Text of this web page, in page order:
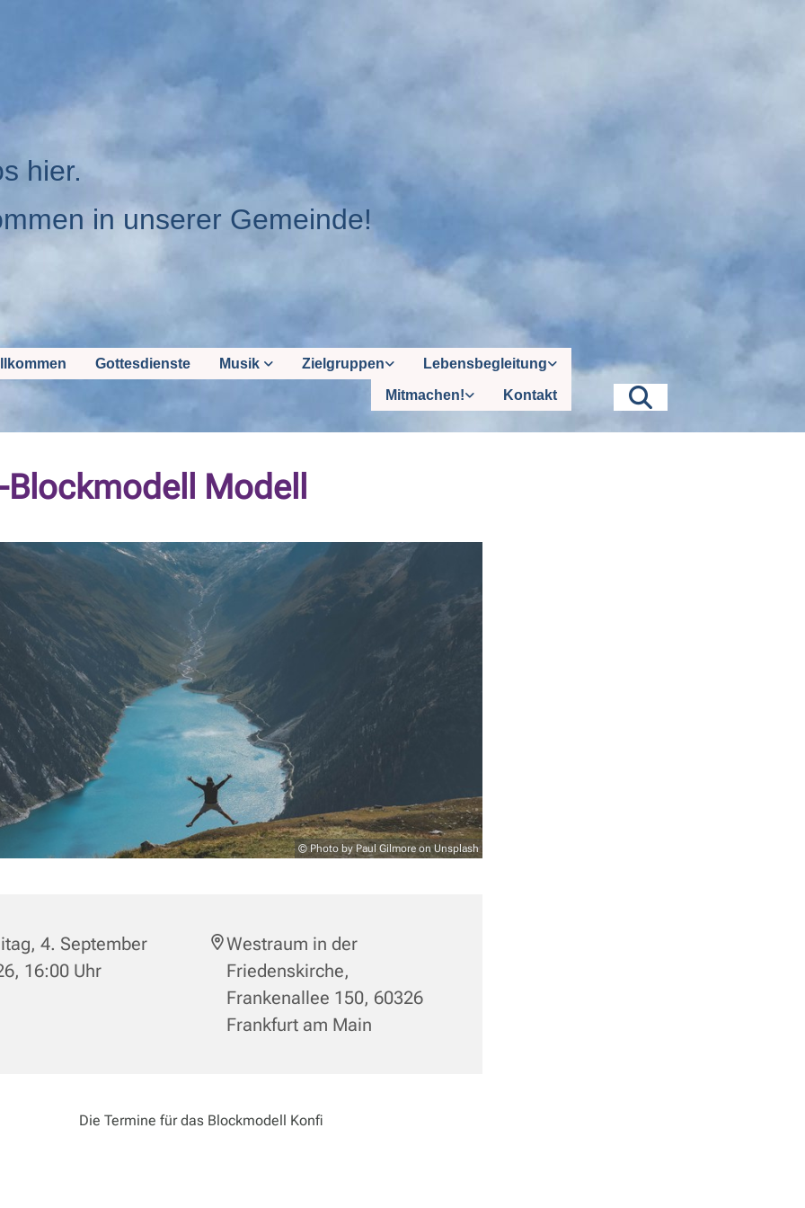
hier.
in unserer Gemeinde!
Gottesdienste Musik Zielgruppen Lebensbegleitung
Mitmachen! Kontakt
Modell
© Photo by Paul Gilmore on Unsplash
4. September
16:00 Uhr
Westraum in der
Friedenskirche,
Frankenallee 150, 60326
Frankfurt am Main
Die Termine für das Blockmodell Konfi